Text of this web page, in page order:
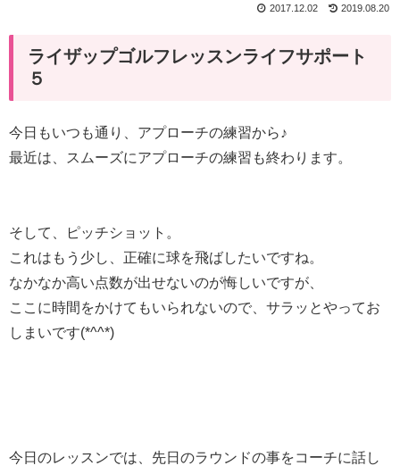
2019.08.20
2017.12.02
ライザップゴルフレッスンライフサポート
５
今日もいつも通り、アプローチの練習から♪
最近は、スムーズにアプローチの練習も終わります。
そして、ピッチショット。
これはもう少し、正確に球を飛ばしたいですね。
なかなか高い点数が出せないのが悔しいですが、
ここに時間をかけてもいられないので、サラッとやってお
しまいです(*^^*)
今日のレッスンでは、先日のラウンドの事をコーチに話し